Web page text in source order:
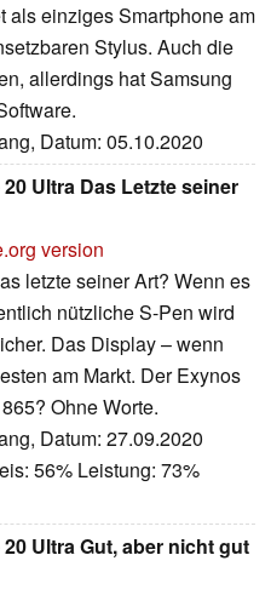
als einziges Smartphone am
Stylus. Auch die
allerdings hat Samsung
Datum: 05.10.2020
Ultra Das Letzte seiner
version
letzte seiner Art? Wenn es
nützliche S-Pen wird
Das Display – wenn
am Markt. Der Exynos
Ohne Worte.
Datum: 27.09.2020
56% Leistung: 73%
Ultra Gut, aber nicht gut